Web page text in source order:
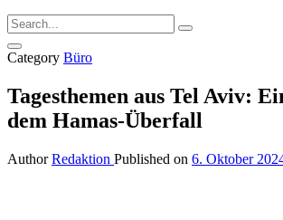
Category Büro
Tagesthemen aus Tel Aviv:
dem Hamas-Überfall
Author Redaktion Published on 6. Oktober